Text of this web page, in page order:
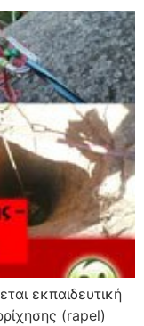
εκπαιδευτική
(rapel)